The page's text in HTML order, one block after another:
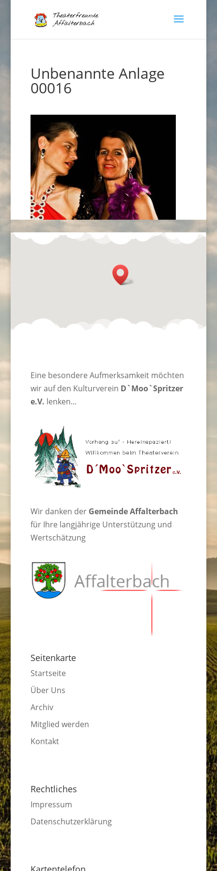
Unbenannte Anlage
00016
Eine besondere Aufmerksamkeit möchten
wir auf den Kulturverein D`Moo`Spritzer
e.V. lenken...
Wir danken der Gemeinde Affalterbach
für Ihre langjährige Unterstützung und
Wertschätzung
Seitenkarte
Startseite
Über Uns
Archiv
Mitglied werden
Kontakt
Rechtliches
Impressum
Datenschutzerklärung